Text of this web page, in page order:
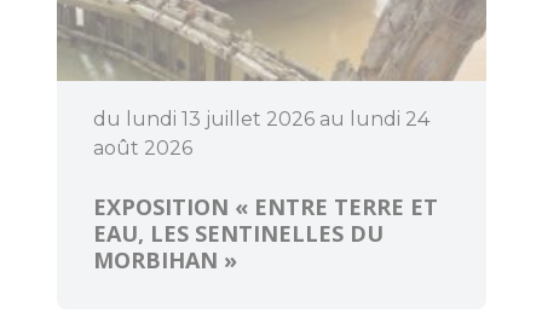
du lundi 13 juillet 2026 au lundi 24
août 2026
EXPOSITION « ENTRE TERRE ET
EAU, LES SENTINELLES DU
MORBIHAN »